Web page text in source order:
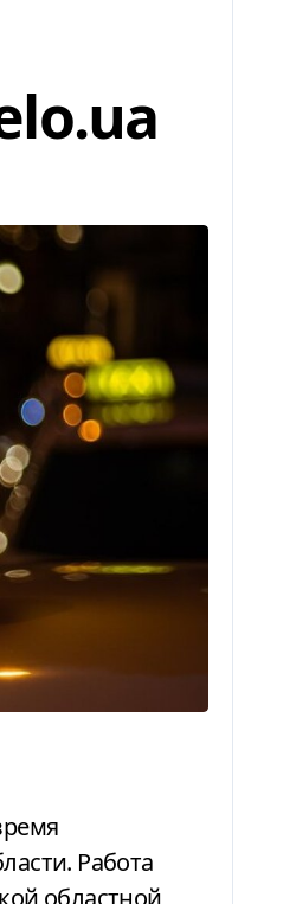
Работа
областной